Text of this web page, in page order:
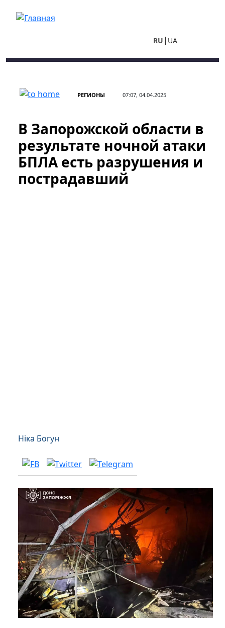
RU UA
РЕГИОНЫ 07:07, 04.04.2025
В Запорожской области в
результате ночной атаки
БПЛА есть разрушения и
пострадавший
Ніка Богун